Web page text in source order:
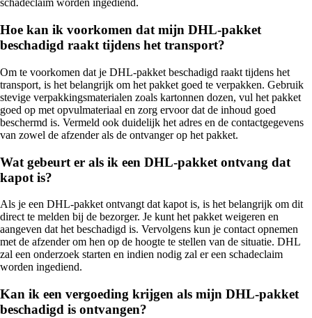
schadeclaim worden ingediend.
Hoe kan ik voorkomen dat mijn DHL-pakket
beschadigd raakt tijdens het transport?
Om te voorkomen dat je DHL-pakket beschadigd raakt tijdens het
transport, is het belangrijk om het pakket goed te verpakken. Gebruik
stevige verpakkingsmaterialen zoals kartonnen dozen, vul het pakket
goed op met opvulmateriaal en zorg ervoor dat de inhoud goed
beschermd is. Vermeld ook duidelijk het adres en de contactgegevens
van zowel de afzender als de ontvanger op het pakket.
Wat gebeurt er als ik een DHL-pakket ontvang dat
kapot is?
Als je een DHL-pakket ontvangt dat kapot is, is het belangrijk om dit
direct te melden bij de bezorger. Je kunt het pakket weigeren en
aangeven dat het beschadigd is. Vervolgens kun je contact opnemen
met de afzender om hen op de hoogte te stellen van de situatie. DHL
zal een onderzoek starten en indien nodig zal er een schadeclaim
worden ingediend.
Kan ik een vergoeding krijgen als mijn DHL-pakket
beschadigd is ontvangen?